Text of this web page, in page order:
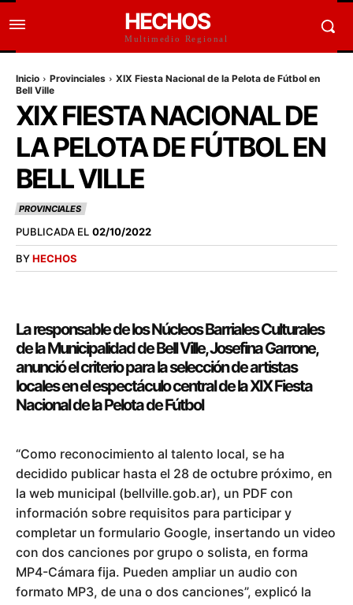
HECHOS
Multimedio Regional
Inicio Provinciales
XIX Fiesta Nacional de la Pelota de Fútbol en
Bell Ville
XIX FIESTA NACIONAL DE
LA PELOTA DE FÚTBOL EN
BELL VILLE
PROVINCIALES
PUBLICADA EL 02/10/2022
BYHECHOS
La responsable de los Núcleos Barriales Culturales
de la Municipalidad de Bell Ville, Josefina Garrone,
anunció el criterio para la selección de artistas
locales en el espectáculo central de la XIX Fiesta
Nacional de la Pelota de Fútbol
“Como reconocimiento al talento local, se ha
decidido publicar hasta el 28 de octubre próximo, en
la web municipal (bellville.gob.ar), un PDF con
información sobre requisitos para participar y
completar un formulario Google, insertando un video
con dos canciones por grupo o solista, en forma
MP4-Cámara fija. Pueden ampliar un audio con
formato MP3, de una o dos canciones”, explicó la